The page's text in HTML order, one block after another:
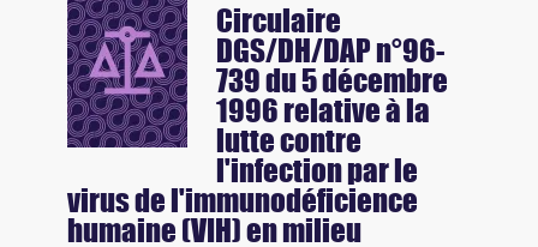
Circulaire
DGS/DH/DAP n°96-
739 du 5 décembre
1996 relative à la
lutte contre
l'infection par le
virus de l'immunodéficience
humaine (VIH) en milieu